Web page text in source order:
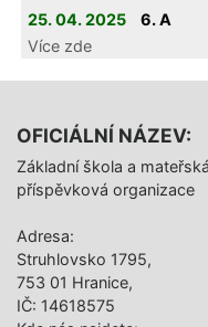
osobnost, tříbí si
názory, mají vlastní
potřeba
respektovat. Snažil
jsem se jim vše
vysvětlovat, brát do
úvahy jejich názor a
formovat tak jemně
jejich osobnost. Není
to jednoduché,
25. 04. 2025
6. A
Více zde
OFICIÁLNÍ NÁZEV:
Základní škola a
příspěvková organizace
Adresa:
Struhlovsko 1795,
753 01 Hranice,
IČ: 14618575